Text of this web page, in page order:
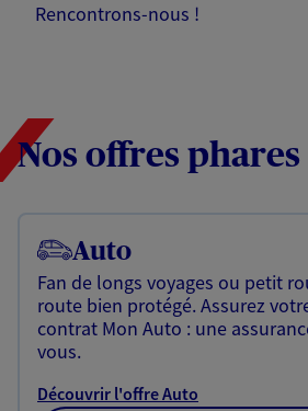
Rencontrons-nous !
Nos offres phares
Auto
Fan de longs voyages ou petit
route bien protégé. Assurez
contrat Mon Auto : une
vous.
Découvrir l'offre Auto